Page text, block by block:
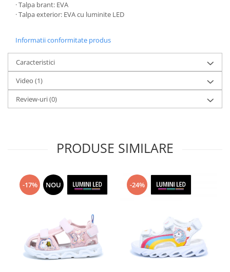
· Talpa brant: EVA
· Talpa exterior: EVA cu luminite LED
Informatii conformitate produs
Caracteristici
Video (1)
Review-uri(0)
PRODUSE SIMILARE
-17% NOU -24%